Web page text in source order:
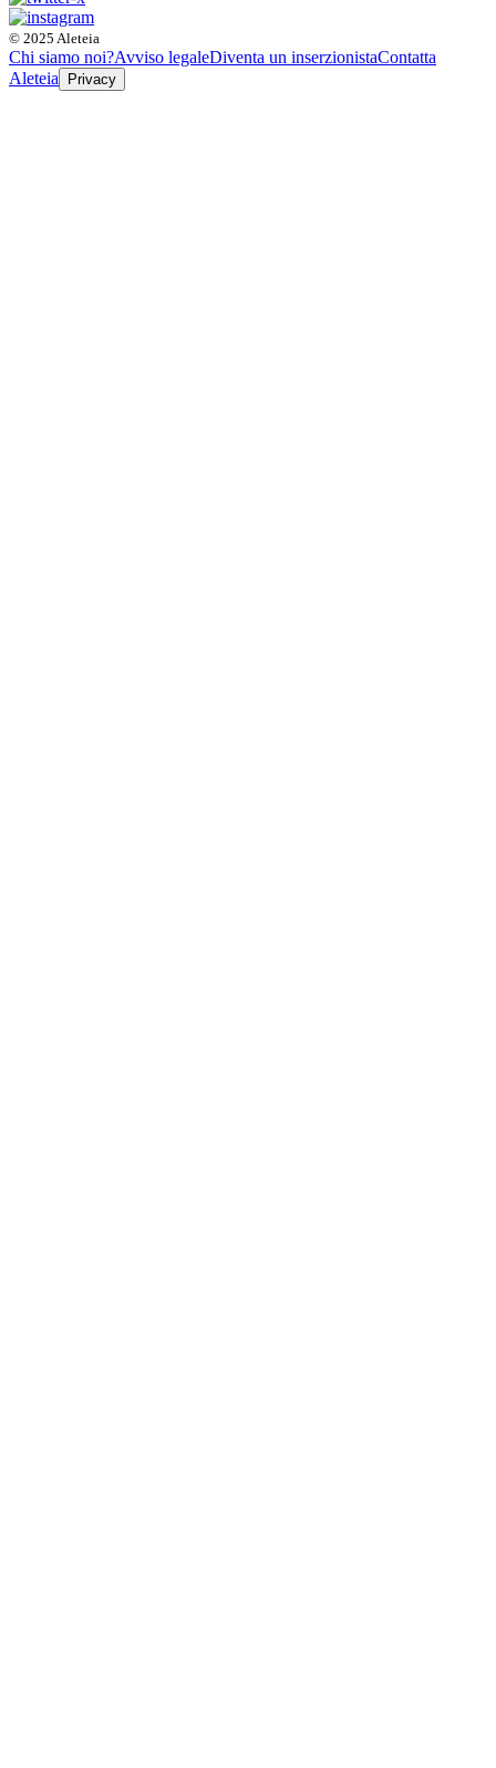
© 2025 Aleteia
Chi siamo noi?Avviso legaleDiventa un inserzionistaContatta
Aleteia
Privacy